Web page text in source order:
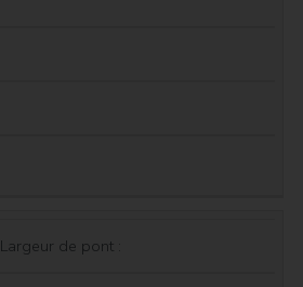
Largeur de pont :